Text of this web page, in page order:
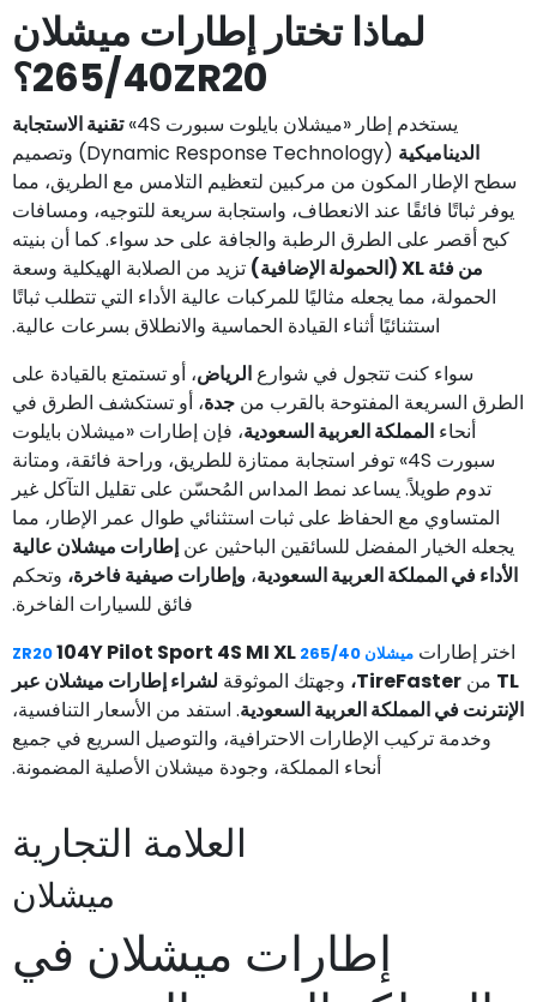
لماذا تختار إطارات ميشلان
265/40ZR20؟
يستخدم إطار «ميشلان بايلوت سبورت 4S»
تقنية الاستجابة
الديناميكية
(Dynamic Response Technology) وتصميم
سطح الإطار المكون من مركبين لتعظيم التلامس مع الطريق، مما
يوفر ثباتًا فائقًا عند الانعطاف، واستجابة سريعة للتوجيه، ومسافات
كبح أقصر على الطرق الرطبة والجافة على حد سواء. كما أن بنيته
من فئة XL (الحمولة الإضافية)
تزيد من الصلابة الهيكلية وسعة
الحمولة، مما يجعله مثاليًا للمركبات عالية الأداء التي تتطلب ثباتًا
استثنائيًا أثناء القيادة الحماسية والانطلاق بسرعات عالية.
سواء كنت تتجول في شوارع الرياض، أو تستمتع بالقيادة على
الطرق السريعة المفتوحة بالقرب من جدة، أو تستكشف الطرق في
أنحاء المملكة العربية السعودية، فإن إطارات «ميشلان بايلوت
سبورت 4S» توفر استجابة ممتازة للطريق، وراحة فائقة، ومتانة
تدوم طويلاً. يساعد نمط المداس المُحسّن على تقليل التآكل غير
المتساوي مع الحفاظ على ثبات استثنائي طوال عمر الإطار، مما
يجعله الخيار المفضل للسائقين الباحثين عن إطارات ميشلان عالية
الأداء في المملكة العربية السعودية، وإطارات صيفية فاخرة، وتحكم
فائق للسيارات الفاخرة.
اختر إطارات ميشلان 265/40 ZR20
104Y Pilot Sport 4S MI XL
TL من TireFaster، وجهتك الموثوقة لشراء إطارات ميشلان عبر
الإنترنت في المملكة العربية السعودية. استفد من الأسعار التنافسية،
وخدمة تركيب الإطارات الاحترافية، والتوصيل السريع في جميع
أنحاء المملكة، وجودة ميشلان الأصلية المضمونة.
العلامة التجارية
ميشلان
إطارات ميشلان في